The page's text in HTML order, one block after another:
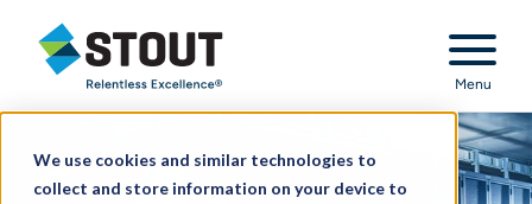
We use cookies and similar technologies to
collect and store information on your device to
Stout Relentless Excellence
Menu